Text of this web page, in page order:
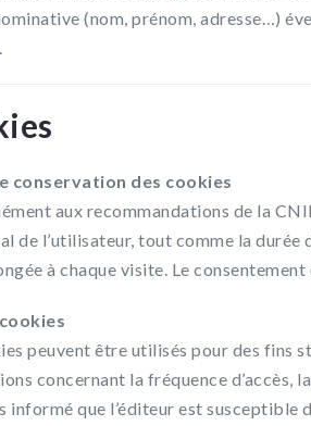
(nom, prénom, adresse…)
conservation des cookies
aux recommandations de la
de l’utilisateur, tout comme la durée
à chaque visite. Le
peuvent être utilisés pour des fins
concernant la fréquence d’accès,
informé que l’éditeur est